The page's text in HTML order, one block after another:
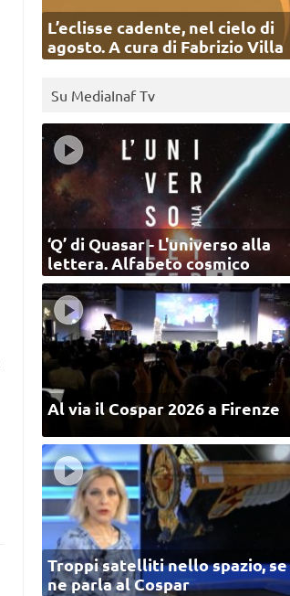
L’eclisse cadente, nel cielo di
agosto. A cura di Fabrizio Villa
Su MediaInaf Tv
‘Q’ di Quasar - L'universo alla
lettera. Alfabeto cosmico
Al via il Cospar 2026 a Firenze
Troppi satelliti nello spazio, se
ne parla al Cospar